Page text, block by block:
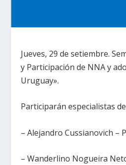
Jueves, 29 de setiembre.
y Participación de NNA y
Uruguay».
Participarán especialistas
– Alejandro Cussianovich –
– Wanderlino Nogueira